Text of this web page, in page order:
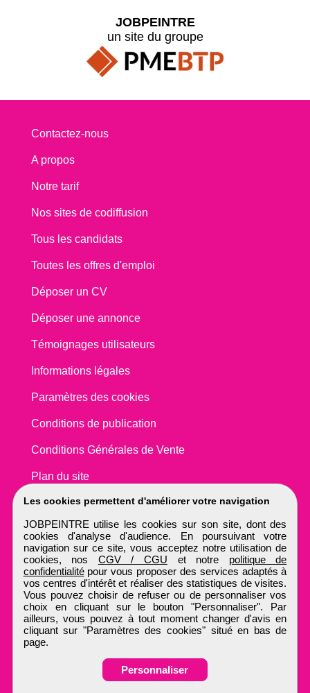
Les cookies permettent d'améliorer votre navigation
JOBPEINTRE utilise les cookies sur son site, dont des
cookies d'analyse d'audience. En poursuivant votre
navigation sur ce site, vous acceptez notre utilisation de
cookies, nos CGV / CGU et notre politique de
confidentialitépour vous proposer des services adaptés à
vos centres d'intérêt et réaliser des statistiques de visites.
Vous pouvez choisir de refuser ou de personnaliser vos
choix en cliquant sur le bouton "Personnaliser". Par
ailleurs, vous pouvez à tout moment changer d'avis en
cliquant sur "Paramètres des cookies" situé en bas de
page.
Personnaliser
JOBPEINTRE
un site du groupe
Contactez-nous
A propos
Notre tarif
Nos sites de codiffusion
Tous les candidats
Toutes les offres d'emploi
Déposer un CV
Déposer une annonce
Témoignages utilisateurs
Informations légales
Paramètres des cookies
Conditions de publication
Conditions Générales de Vente
Plan du site